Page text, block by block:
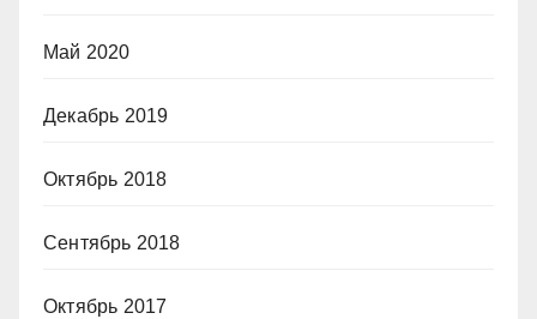
Май 2020
Декабрь 2019
Октябрь 2018
Сентябрь 2018
Октябрь 2017